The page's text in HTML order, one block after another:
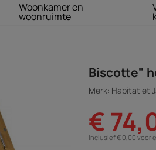
Woonkamer en
woonruimte
Biscotte"
Merk: Habitat et
€
Inclusief € 0,00 voor